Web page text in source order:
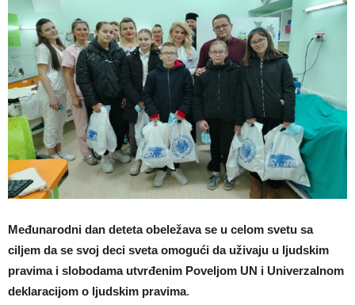
Međunarodni dan deteta obeležava se u celom svetu sa
ciljem da se svoj deci sveta omogući da uživaju u ljudskim
pravima i slobodama utvrđenim Poveljom UN i Univerzalnom
deklaracijom o ljudskim pravima.